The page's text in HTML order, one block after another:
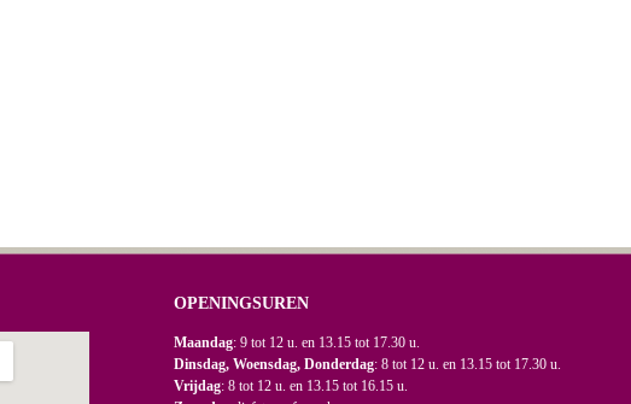
OPENINGSUREN
Maandag: 9 tot 12 u. en 13.15 tot 17.30 u.
Dinsdag, Woensdag, Donderdag: 8 tot 12 u. en 13.15 tot 17.30 u.
Vrijdag: 8 tot 12 u. en 13.15 tot 16.15 u.